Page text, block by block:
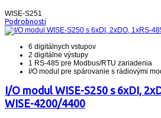
WISE-S251
Podrobnosti
6 digitálnych vstupov
2 digitálne výstupy
1 RS-485 pre Modbus/RTU zariadenia
I/O modul pre spárovanie s rádiovými
I/O modul WISE-S250 s 6xDI,
WISE-4200/4400